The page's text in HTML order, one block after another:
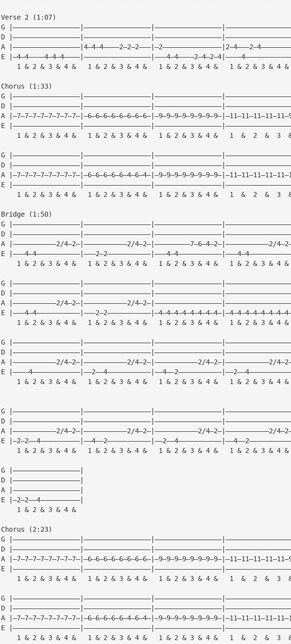
Verse 2 (1:07)
G
D
A
E
    1 & 2 & 3 & 4 &   1 & 2 & 3 & 4 &   1 & 2 & 3 & 4 &   1 & 2 & 3 & 4 &
Chorus (1:33)
G
D
A
E
1 & 2 & 3 & 4 &   1 & 2 & 3 & 4 &   1 & 2 & 3 & 4 &   1  &  2  &  3
G
D
A
E
1 & 2 & 3 & 4 &   1 & 2 & 3 & 4 &   1 & 2 & 3 & 4 &   1  &  2  &  3
Bridge (1:50)
G
D
A |———————————2/4—2—|———————————2/4—2—|—————————7—6—4—2—|———————————2/
E
    1 & 2 & 3 & 4 &   1 & 2 & 3 & 4 &   1 & 2 & 3 & 4 &   1 & 2 & 3 & 4 &
G
D
A |———————————2/4—2—|———————————2/
E
    1 & 2 & 3 & 4 &   1 & 2 & 3 & 4 &   1 & 2 & 3 & 4 &   1 & 2 & 3 & 4 &
G
D
A |———————————2/4—2—|———————————2/4—2—|———————————2/4—2—|———————————2/
E
    1 & 2 & 3 & 4 &   1 & 2 & 3 & 4 &   1 & 2 & 3 & 4 &   1 & 2 & 3 & 4 &
G
D
A |———————————2/4—2—|———————————2/4—2—|———————————2/4—2—|———————————2/
E
    1 & 2 & 3 & 4 &   1 & 2 & 3 & 4 &   1 & 2 & 3 & 4 &   1 & 2 & 3 & 4 &
G |—————————————————|
D |—————————————————|
A |—————————————————|
E |—2—2——4——————————|
    1 & 2 & 3 & 4 &
Chorus (2:23)
G
D
A
E
1 & 2 & 3 & 4 &   1 & 2 & 3 & 4 &   1 & 2 & 3 & 4 &   1  &  2  &  3
G
D
A
E
1 & 2 & 3 & 4 &   1 & 2 & 3 & 4 &   1 & 2 & 3 & 4 &   1  &  2  &  3